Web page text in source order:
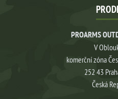
PROARMS
V
komerční zóna
252 43
Česká